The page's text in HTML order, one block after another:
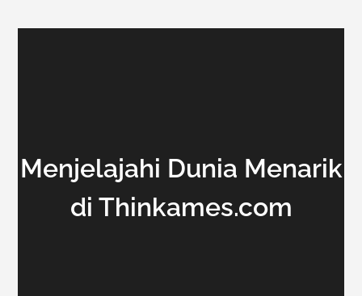
Menjelajahi Dunia Menarik
di Thinkames.com